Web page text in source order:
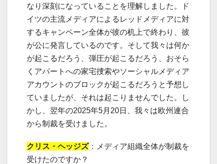
なり深刻になっていることを理解しました。ド
イツの主流メディアによるレッドメディアに対
するキャンペーン全体が彼の机上で終わり、彼
が公に発言しているのです。そして我々は何か
が起こるだろう、弾圧が起こるだろう、おそら
くアパートへの家宅捜索やソーシャルメディア
アカウントのブロックが起こるだろうと予想し
ていましたが、それは起こりませんでした。し
かし、翌年の2025年5月20日、我々は欧州連合
から制裁を受けました。
クリス・ヘッジズ：メディア組織全体が制裁を
受けたのですか？